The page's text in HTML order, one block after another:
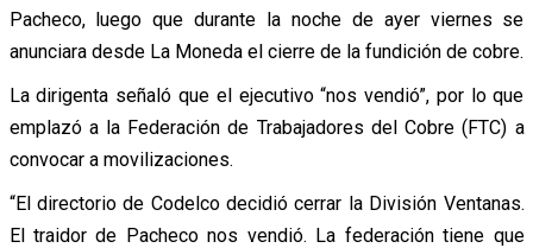
Pacheco, luego que durante la noche de ayer viernes se
anunciara desde La Moneda el cierre de la fundición de cobre.
La dirigenta señaló que el ejecutivo “nos vendió”, por lo que
emplazó a la Federación de Trabajadores del Cobre (FTC) a
convocar a movilizaciones.
“El directorio de Codelco decidió cerrar la División Ventanas.
El traidor de Pacheco nos vendió. La federación tiene que